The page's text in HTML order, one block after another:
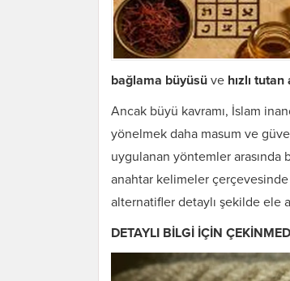
bağlama büyüsü ve hızlı
Ancak büyü kavramı, İslam
yönelmek daha masum ve
uygulanan yöntemler arasında
anahtar kelimeler çerçevesinde
alternatifler detaylı şekilde ele
DETAYLI BİLGİ İÇİN